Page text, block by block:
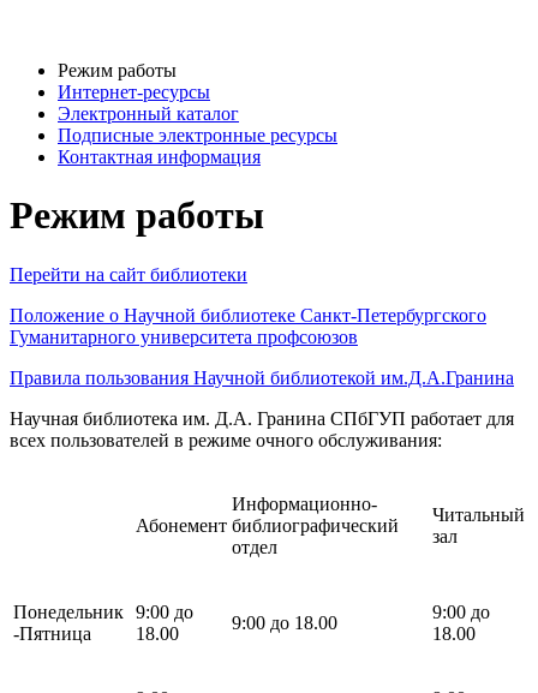
Режим работы
Интернет-ресурсы
Электронный каталог
Подписные электронные ресурсы
Контактная информация
Режим работы
Перейти на сайт библиотеки
Положение о Научной библиотеке Санкт-Петербургского
Гуманитарного университета профсоюзов
Правила пользования Научной библиотекой им.Д.А.Гранина
Научная библиотека им. Д.А. Гранина СПбГУП работает для
всех пользователей в режиме очного обслуживания:
Абонемент
Информационно-
библиографический
отдел
Читальный
зал
Понедельник
-Пятница
9:00 до
18.00
9:00 до 18.00
9:00 до
18.00